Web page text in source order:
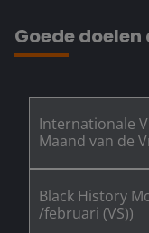
Goede
Internationale
Maand van de
Black History
/februari (VS))